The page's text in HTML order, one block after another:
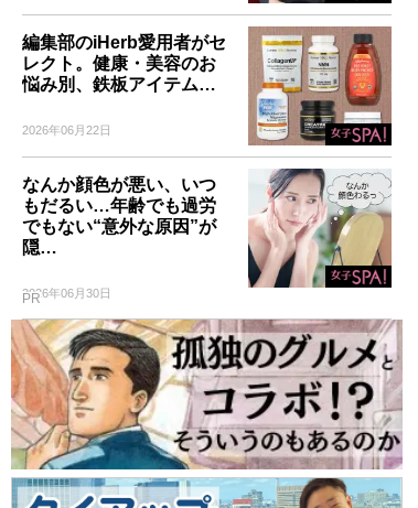
編集部のiHerb愛用者がセ
レクト。健康・美容のお
悩み別、鉄板アイテム…
2026年06月22日
なんか顔色が悪い、いつ
もだるい…年齢でも過労
でもない“意外な原因”が
隠…
2026年06月30日
PR